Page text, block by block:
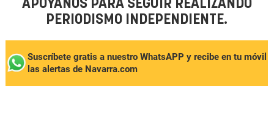
APÓYANOS PARA SEGUIR REALIZANDO
PERIODISMO INDEPENDIENTE.
Suscríbete gratis a nuestro WhatsAPP y recibe en tu móvil
las alertas de Navarra.com